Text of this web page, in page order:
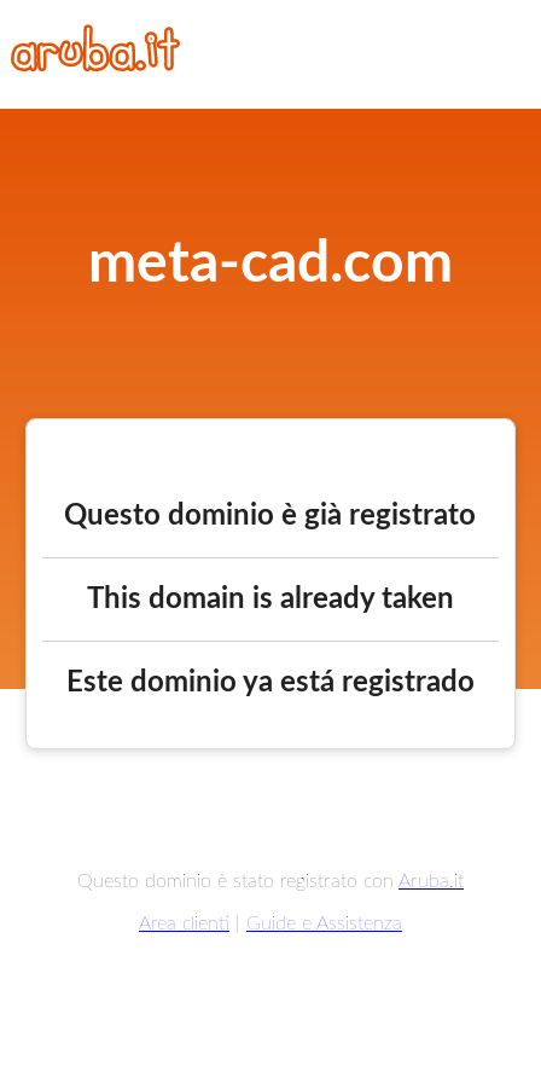
meta-cad.com
Questo dominio è già registrato
This domain is already taken
Este dominio ya está registrado
Questo dominio è stato registrato con Aruba.it
Area clienti Guide e Assistenza